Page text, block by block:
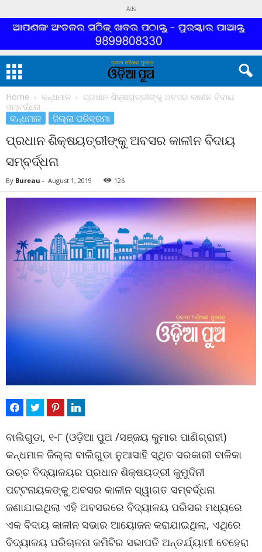
Ads
Home କନ୍ଧମାଳ
ପ୍ରଧାନ ଶିକ୍ଷୟତ୍ରୀଙ୍କୁ ଅବସର କାଳୀନ ବିଦାୟ
ସମ୍ବର୍ଦ୍ଧନା
କନ୍ଧମାଳ ଜିଲ୍ଲା ପରିକ୍ରମା
ପ୍ରଧାନ ଶିକ୍ଷୟତ୍ରୀଙ୍କୁ ଅବସର କାଳୀନ ବିଦାୟ
ସମ୍ବର୍ଦ୍ଧନା
By Bureau - August 1, 2019 126
ବାଲିଗୁଡା, ୧-୮ (ଓଡ଼ିଆ ପୁଅ /ସଞ୍ଜୟ କୁମାର ପାଣିଗ୍ରାହୀ)
କନ୍ଧମାଳ ଜିଲ୍ଲା ବାଲିଗୁଡା ନୁଆସାହି ସ୍ଥିତ ସରକାରୀ ବାଳିକା
ଉଚ୍ଚ ବିଦ୍ୟାଳୟର ପ୍ରଧାନ ଶିକ୍ଷୟତ୍ରୀ କୁମୁଦିନୀ
ପଟ୍ଟନାୟକଙ୍କୁ ଅବସର କାଳୀନ ସ୍ୱାଗତ ସମ୍ବର୍ଦ୍ଧନା
ଜଣାଯାଇଥିଲା ଏହି ଅବସରରେ ବିଦ୍ୟାଳୟ ପରିସର ମଧ୍ୟରେ
ଏକ ବିଦାୟ କାଳୀନ ସଭାର ଆୟୋଜନ କରାଯାଇଥିଲା, ଏଥିରେ
ବିଦ୍ୟାଳୟ ପରିଚାଳନା କମିଟିର ସଭାପତି ଅନ୍ତର୍ଯ୍ୟାମୀ ବେହେରା